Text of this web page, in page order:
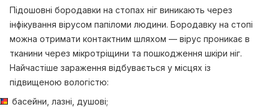
Підошовні бородавки на стопах ніг виникають через
інфікування вірусом папіломи людини. Бородавку на стопі
можна отримати контактним шляхом — вірус проникає в
тканини через мікротріщини та пошкодження шкіри ніг.
Найчастіше зараження відбувається у місцях із
підвищеною вологістю:
басейни, лазні, душові;